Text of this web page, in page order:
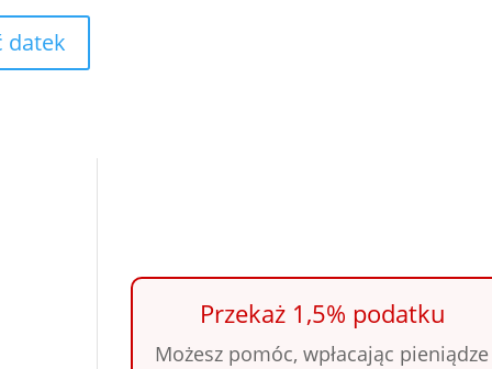
datek
Przekaż 1,5% podatku
Możesz pomóc, wpłacając pieniądze